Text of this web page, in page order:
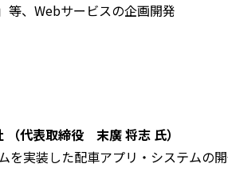
等、Webサービスの企画開発
代表取締役 末廣 将志 氏）
を実装した配車アプリ・システムの